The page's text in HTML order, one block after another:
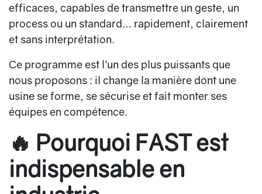
efficaces, capables de transmettre un geste, un
process ou un standard… rapidement, clairement
et sans interprétation.
Ce programme est l’un des plus puissants que
nous proposons : il change la manière dont une
usine se forme, se sécurise et fait monter ses
équipes en compétence.
🔥 Pourquoi FAST est
indispensable en